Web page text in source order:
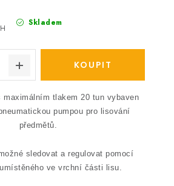
Skladem
maximálním tlakem 20 tun vybaven
pumpou pro lisování
předmětů.
sledovat a regulovat pomocí
ve vrchní části lisu.